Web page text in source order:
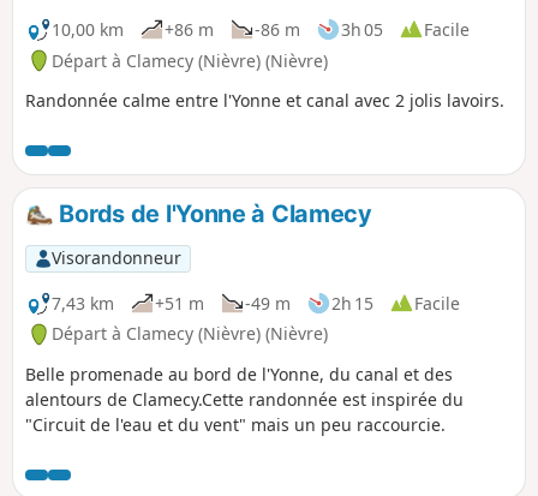
10,00 km
+86 m -86 m 3h 05
Facile
Départ à Clamecy (Nièvre) (Nièvre)
Randonnée calme entre l'Yonne et canal avec 2 jolis lavoirs.
Bords de l'Yonne à Clamecy
Visorandonneur
7,43 km
+51 m -49 m 2h 15
Facile
Départ à Clamecy (Nièvre) (Nièvre)
Belle promenade au bord de l'Yonne, du canal et des
alentours de Clamecy.Cette randonnée est inspirée du
"Circuit de l'eau et du vent" mais un peu raccourcie.